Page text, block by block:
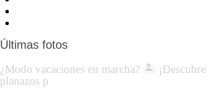
Últimas fotos
¿Modo vacaciones en marcha? 🏝 ¡Descubre
planazos p